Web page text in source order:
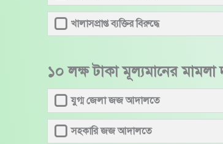
খালাসপ্রাপ্ত ব্যক্তির বিরুদ্ধে
১০ লক্ষ টাকা মূল্যমানের
যুগ্ম জেলা জজ আদালতে
সহকারি জজ আদালতে